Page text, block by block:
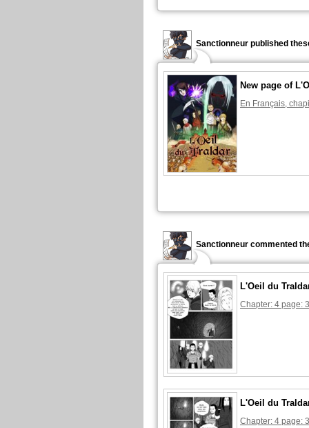
Sanctionneur published
New page of
En Français,
Sanctionneur commented
L'Oeil du
Chapter: 4 page:
L'Oeil du
Chapter: 4 page: